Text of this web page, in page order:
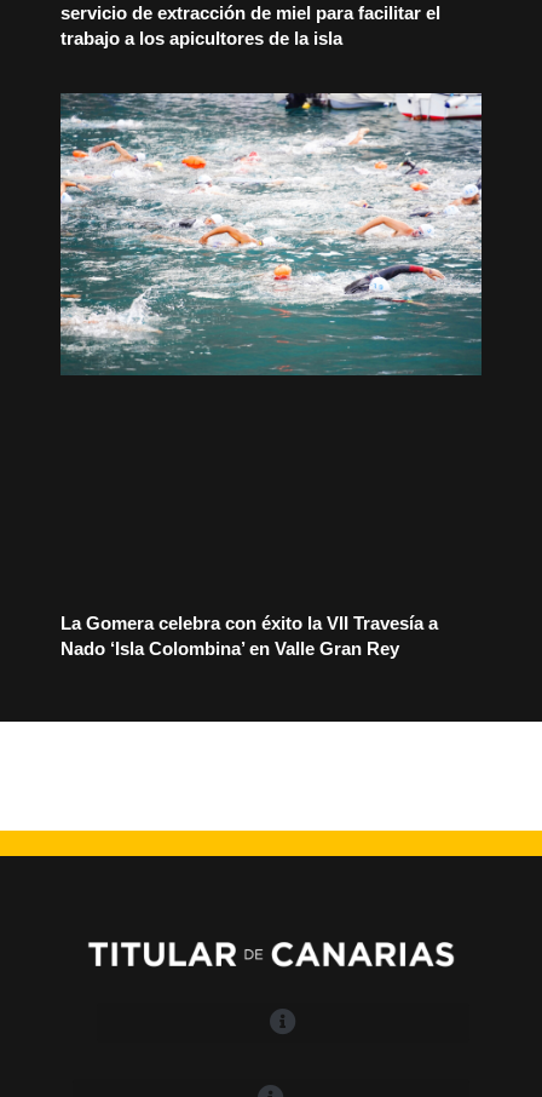
servicio de extracción de miel para facilitar el
trabajo a los apicultores de la isla
La Gomera celebra con éxito la VII Travesía a
Nado ‘Isla Colombina’ en Valle Gran Rey